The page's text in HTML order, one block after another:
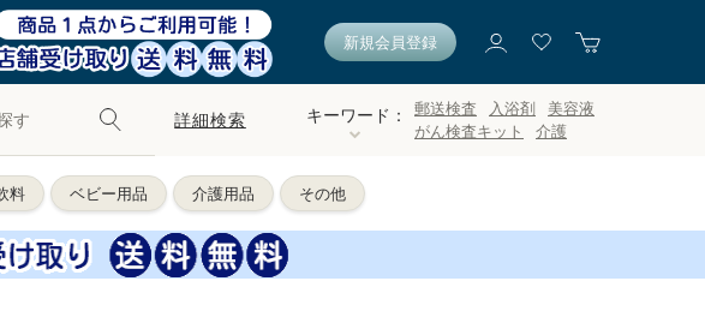
新規会員登録
詳細検索 キーワード： 郵送検査 入浴剤
美容液
がん検査キット
介護
料 ベビー用品 介護用品 その他